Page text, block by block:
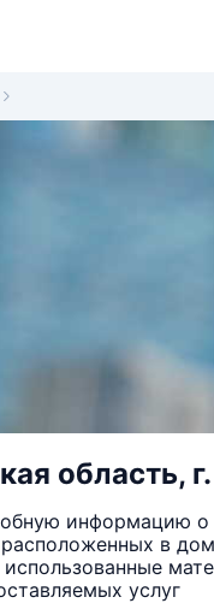
область,
информацию о
в
услуг